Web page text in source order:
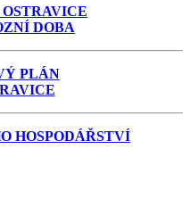
DOBA
PLÁN
HOSPODÁŘSTVÍ